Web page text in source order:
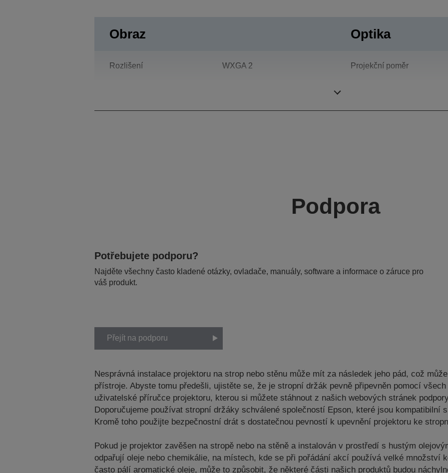
Obraz
Rozlišení WXGA 2
Optika
Projekční poměr
Podpora
Potřebujete podporu?
Najděte všechny často kladené otázky, ovladače, manuály, software a informace o záruce pro
váš produkt.
Přejít na podporu
Nesprávná instalace projektoru na strop nebo stěnu může mít za následek jeho pád, což
přístroje. Abyste tomu předešli, ujistěte se, že je stropní držák pevně připevněn pomocí
uživatelské příručce projektoru, kterou si můžete stáhnout z našich webových stránek
Doporučujeme používat stropní držáky schválené společností Epson, které jsou kompatibilní
Kromě toho použijte bezpečnostní drát s dostatečnou pevností k upevnění projektoru ke
Pokud je projektor zavěšen na stropě nebo na stěně a instalován v prostředí s hustým
odpařují oleje nebo chemikálie, na místech, kde se při pořádání akcí používá velké množství
často pálí aromatické oleje, může to způsobit, že některé části našich produktů budou